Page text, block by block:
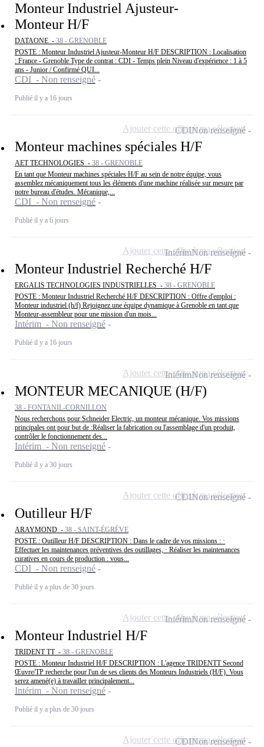
Monteur Industriel Ajusteur-
Monteur H/F
DATAONE - 38 - GRENOBLE
POSTE : Monteur Industriel Ajusteur-Monteur H/F DESCRIPTION : Localisation
: France - Grenoble Type de contrat : CDI - Temps plein Niveau d'expérience : 1 à 5
ans - Junior / Confirmé QUI...
CDI - Non renseigné
Publié il y a 16 jours
Monteur machines spéciales H/F
AET TECHNOLOGIES - 38 - GRENOBLE
En tant que Monteur machines spéciales H/F au sein de notre équipe, vous
assemblez mécaniquement tous les éléments d'une machine réalisée sur mesure par
notre bureau d'études. Mécanique,...
CDI - Non renseigné
Publié il y a 6 jours
CDINon renseigné
Ajouter cette offre à ma sélection
Monteur Industriel Recherché H/F
ERGALIS TECHNOLOGIES INDUSTRIELLES - 38 - GRENOBLE
POSTE : Monteur Industriel Recherché H/F DESCRIPTION : Offre d'emploi :
Monteur industriel (h/f) Rejoignez une équipe dynamique à Grenoble en tant que
Monteur-assembleur pour une mission d'un mois...
Intérim - Non renseigné
Publié il y a 16 jours
IntérimNon renseigné
Ajouter cette offre à ma sélection
MONTEUR MECANIQUE (H/F)
38 - FONTANIL-CORNILLON
Nous recherchons pour Schneider Electric, un monteur mécanique. Vos missions
principales ont pour but de :Réaliser la fabrication ou l'assemblage d'un produit,
contrôler le fonctionnement des...
Intérim - Non renseigné
Publié il y a 30 jours
IntérimNon renseigné
Ajouter cette offre à ma sélection
Outilleur H/F
ARAYMOND - 38 - SAINT-ÉGRÈVE
POSTE : Outilleur H/F DESCRIPTION : Dans le cadre de vos missions : ·
Effectuer les maintenances préventives des outillages, · Réaliser les maintenances
curatives en cours de production : vous...
CDI - Non renseigné
Publié il y a plus de 30 jours
CDINon renseigné
Ajouter cette offre à ma sélection
Monteur Industriel H/F
TRIDENT TT - 38 - GRENOBLE
POSTE : Monteur Industriel H/F DESCRIPTION : L'agence TRIDENTT Second
Œuvre/TP recherche pour l'un de ses clients des Monteurs Industriels (H/F). Vous
serez amené(e) à travailler principalement...
Intérim - Non renseigné
Publié il y a plus de 30 jours
IntérimNon renseigné
Ajouter cette offre à ma sélection
CDINon renseigné
Ajouter cette offre à ma sélection